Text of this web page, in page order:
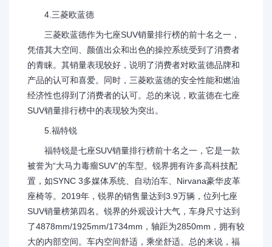
4.三菱欧蓝德
三菱欧蓝德作为七座SUV销量排行榜的前十名之一，
凭借其大空间、颜值出众和出色的操控系统受到了消费者
的青睐。其销量表现较好，说明了消费者对欧蓝德品牌和
产品的认可和喜爱。同时，三菱欧蓝德的安全性能和燃油
经济性也得到了消费者的认可。总的来说，欧蓝德在七座
SUV销量排行榜中的表现较为突出。
5.福特锐
福特锐是七座SUV销量排行榜前十名之一，它是一款
被誉为“大马力毒瘤SUV”的车型。锐界拥有许多高科技配
置，如SYNC 3多媒体系统、自动泊车、Nirvana豪华皮革
座椅等。2019年，锐界的销售量达到3.9万辆，位列七座
SUV销量榜第四名。锐界的外观设计大气，车身尺寸达到
了4878mm/1925mm/1734mm，轴距为2850mm，拥有较
大的内部空间。车内空间舒适，乘坐舒适。总的来说，福